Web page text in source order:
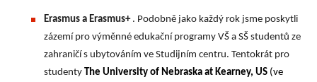
Erasmus a Erasmus+ . Podobně jako každý rok jsme poskytli
zázemí pro výměnné edukační programy VŠ a SŠ studentů ze
zahraničí s ubytováním ve Studijním centru. Tentokrát pro
studenty The University of Nebraska at Kearney, US (ve